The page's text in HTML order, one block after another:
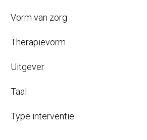
Vorm van zorg
Therapievorm
Uitgever
Taal
Type interventie